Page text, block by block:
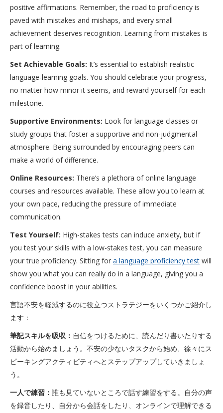
positive affirmations. Remember, the road to proficiency is
paved with mistakes and mishaps, and every small
achievement deserves recognition. Learning from mistakes is
part of learning.
Set Achievable Goals: It’s essential to establish realistic
language-learning goals. You should celebrate your progress,
no matter how minor it seems, and reward yourself for each
milestone.
Supportive Environments: Look for language classes or
study groups that foster a supportive and non-judgmental
atmosphere. Being surrounded by encouraging peers can
make a world of difference.
Online Resources: There’s a plethora of online language
courses and resources available. These allow you to learn at
your own pace, reducing the pressure of immediate
communication.
Test Yourself: High-stakes tests can induce anxiety, but if
you test your skills with a low-stakes test, you can measure
your true proficiency. Sitting for a language proficiency test will
show you what you can really do in a language, giving you a
confidence boost in your abilities.
言語不安を軽減するのに役立つストラテジーをいくつかご紹介し
ます：
筆記スキルを吸収： 自信をつけるために、読んだり書いたりする
活動から始めましょう。不安の少ないタスクから始め、徐々にス
ピーキングアクティビティへとステップアップしていきましょ
う。
一人で練習： 誰も見ていないところで話す練習をする。自分の声
を録音したり、自分から会話をしたり、オンラインで理解できる